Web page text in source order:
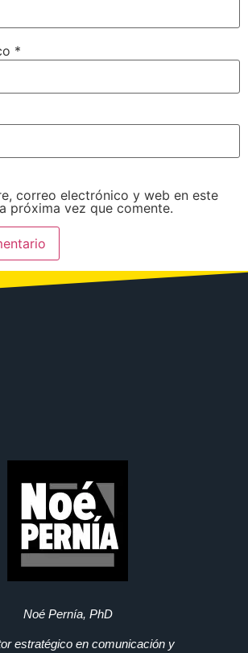
*
correo electrónico y web en este
próxima vez que comente.
Noé Pernía, PhD
estratégico en comunicación y